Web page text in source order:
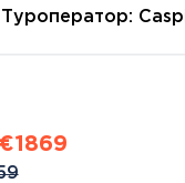
Туроператор: